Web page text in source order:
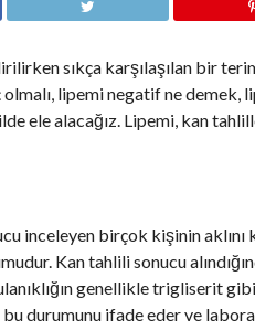
sıkça karşılaşılan bir
lipemi negatif ne
ele alacağız. Lipemi, kan
inceleyen birçok kişinin aklını
Kan tahlili sonucu
genellikle trigliserit
durumunu ifade eder ve